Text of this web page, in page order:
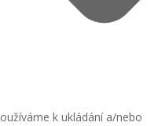
k ukládání a/nebo